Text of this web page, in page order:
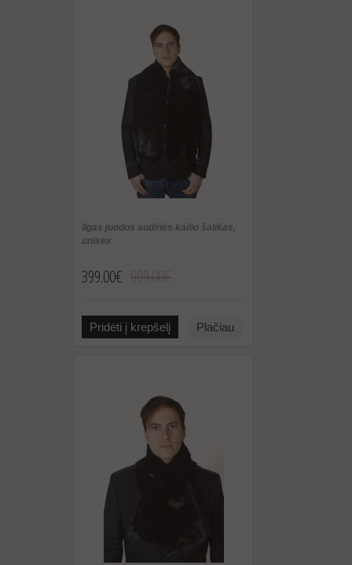
Ilgas juodos audinės kailio šalikas,
unisex
399.00€
Pridėti į krepšelį Plačiau